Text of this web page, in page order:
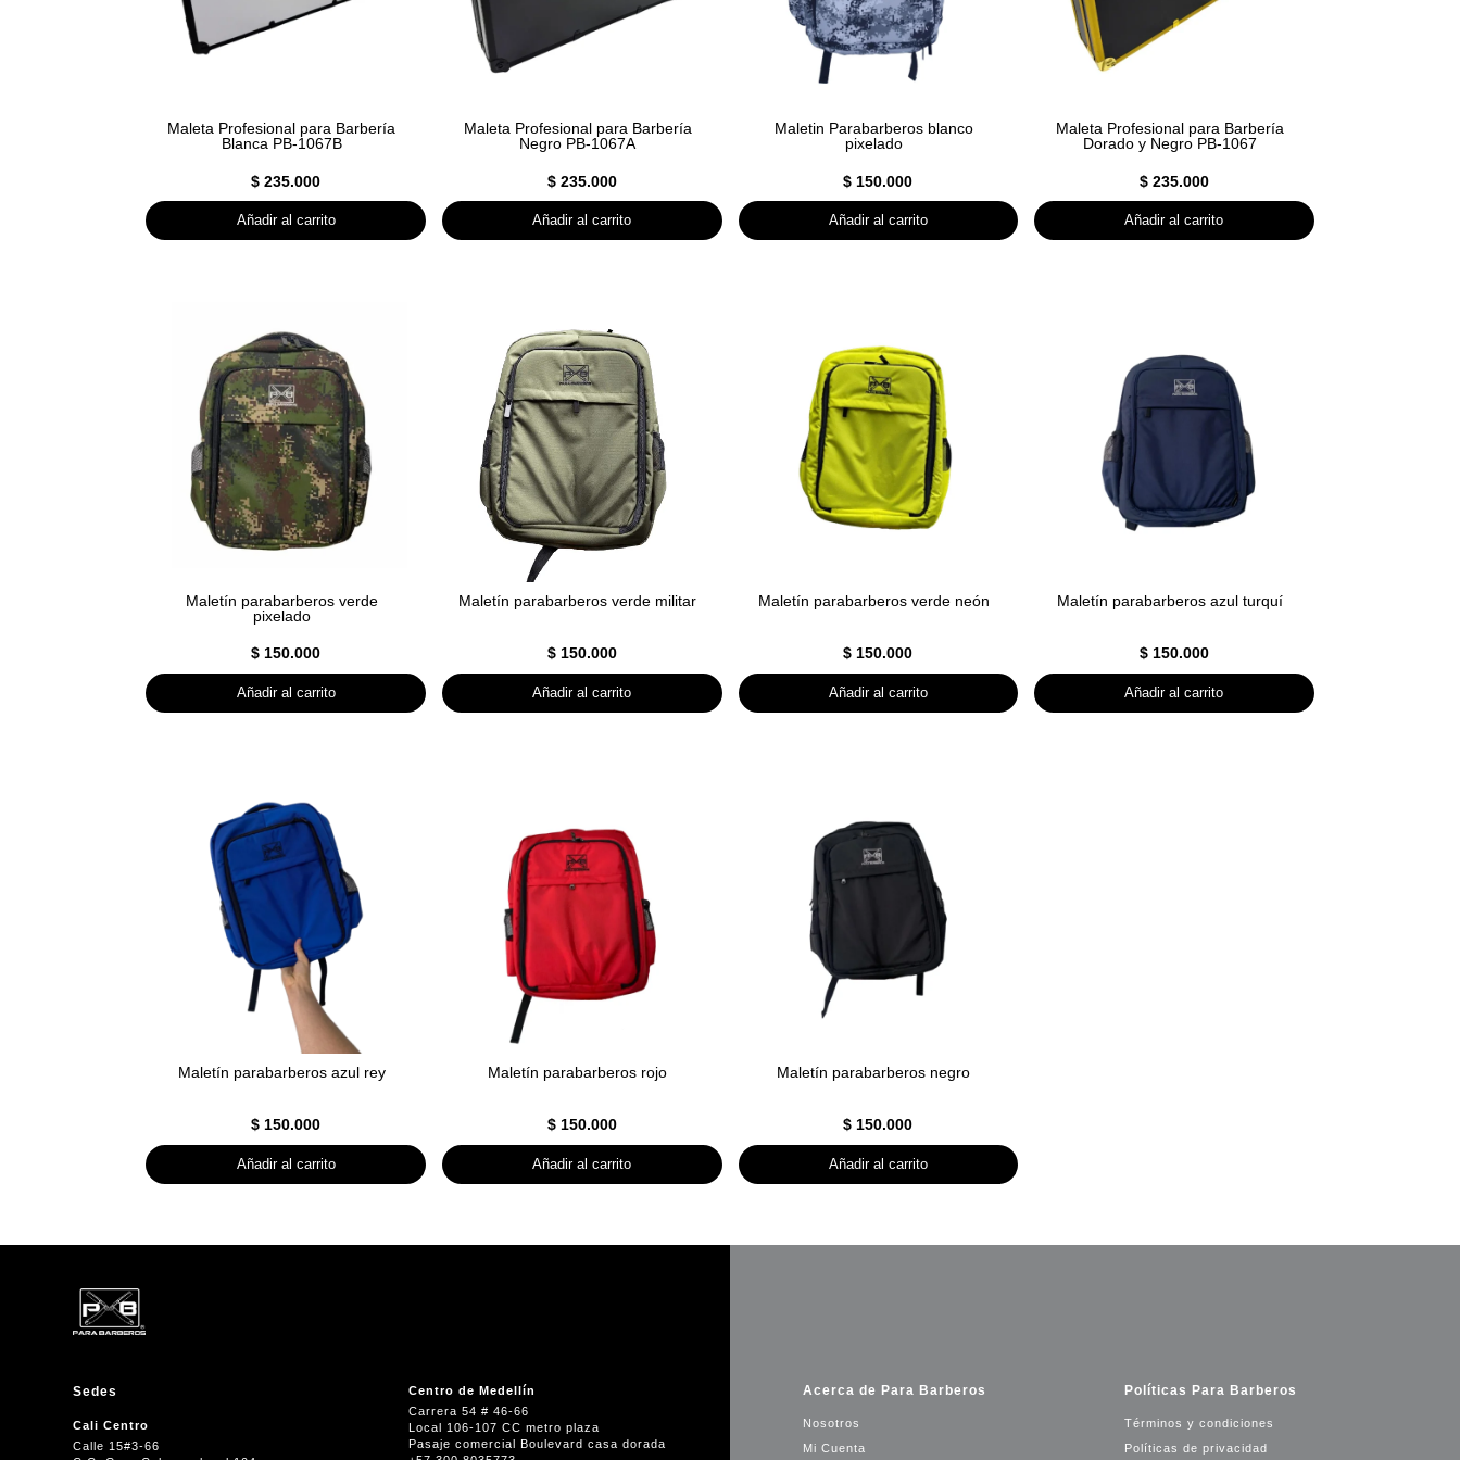
Maleta Profesional para Barbería
Blanca PB-1067B
$ 235.000
Añadir al carrito
Maleta Profesional para Barbería
Negro PB-1067A
$235.000
Añadir al carrito
Maletin Parabarberos blanco
pixelado
$ 150.000
Añadir al carrito
Maleta Profesional para Barbería
Dorado y Negro PB-1067
$235.000
Añadir al carrito
Maletín parabarberos verde
pixelado
$ 150.000
Añadir al carrito
Maletín parabarberos verde militar
$150.000
Añadir al carrito
Maletín parabarberos verde neón
$ 150.000
Añadir al carrito
Maletín parabarberos azul turquí
$150.000
Añadir al carrito
Maletín parabarberos azul rey
$ 150.000
Añadir al carrito
Maletín parabarberos rojo
$150.000
Añadir al carrito
Maletín parabarberos negro
$ 150.000
Añadir al carrito
Sedes
Cali Centro
Calle 15#3-66
Centro de Medellín
Carrera 54 # 46-66
Local 106-107 CC metro plaza
Pasaje comercial Boulevard casa dorada
Acerca de Para Barberos
Nosotros
Mi Cuenta
Políticas Para Barberos
Términos y condiciones
Políticas de privacidad